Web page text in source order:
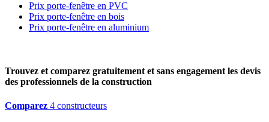
Prix porte-fenêtre en PVC
Prix porte-fenêtre en bois
Prix porte-fenêtre en aluminium
Trouvez et comparez gratuitement et sans engagement les devis
des professionnels de la construction
Comparez 4 constructeurs